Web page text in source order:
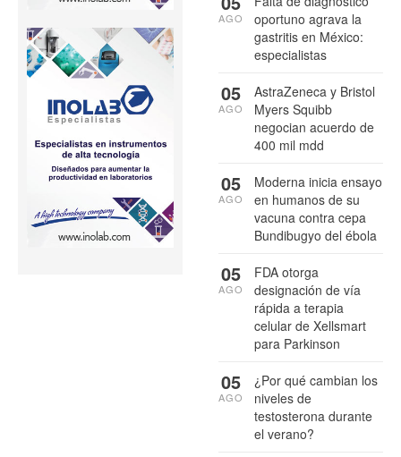
oportuno agrava la
gastritis en México:
especialistas
AGO
AstraZeneca y Bristol
Myers Squibb
negocian acuerdo de
400 mil mdd
05
AGO
Moderna inicia ensayo
en humanos de su
vacuna contra cepa
Bundibugyo del ébola
05
AGO
FDA otorga
designación de vía
rápida a terapia
celular de Xellsmart
para Parkinson
05
AGO
¿Por qué cambian los
niveles de
testosterona durante
el verano?
05
AGO